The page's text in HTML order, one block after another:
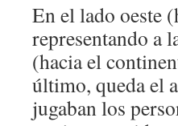
En el lado oeste
representando a
(hacia el
último, queda el
jugaban los